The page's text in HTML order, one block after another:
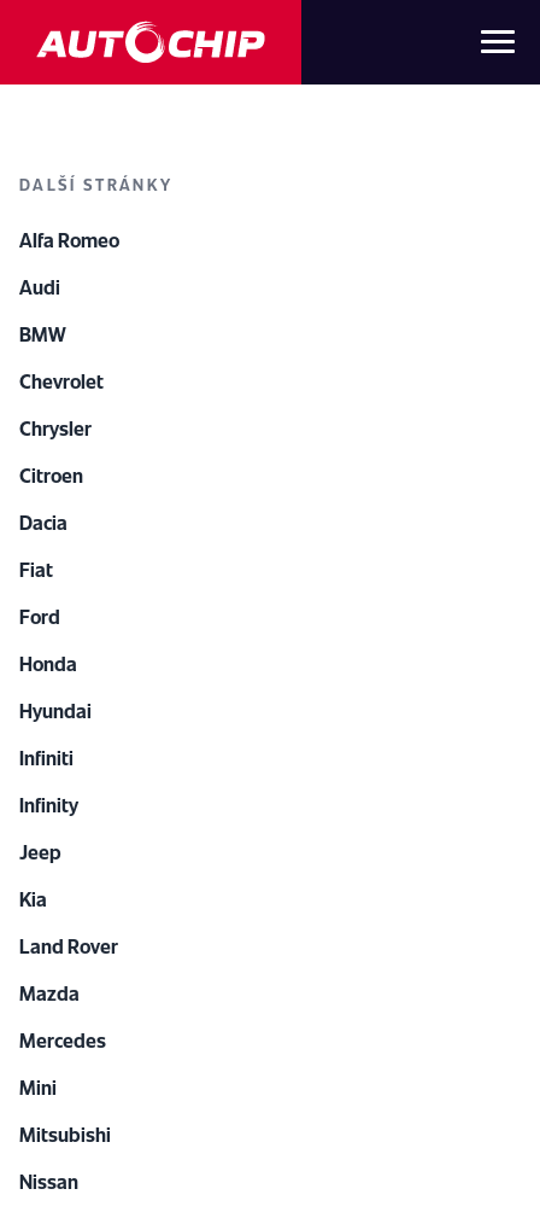
DALŠÍ STRÁNKY
Alfa Romeo
Audi
BMW
Chevrolet
Chrysler
Citroen
Dacia
Fiat
Ford
Honda
Hyundai
Infiniti
Infinity
Jeep
Kia
Land Rover
Mazda
Mercedes
Mini
Mitsubishi
Nissan